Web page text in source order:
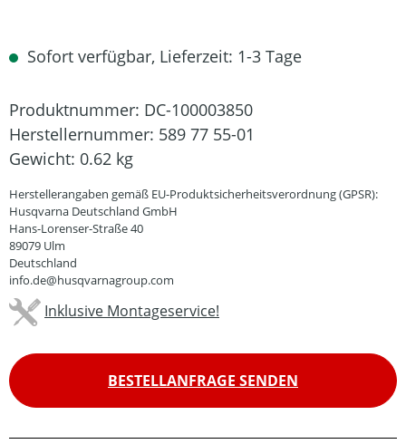
Sofort verfügbar, Lieferzeit: 1-3 Tage
Produktnummer: DC-100003850
Herstellernummer: 589 77 55-01
Gewicht: 0.62 kg
Herstellerangaben gemäß EU-Produktsicherheitsverordnung (GPSR):
Husqvarna Deutschland GmbH
Hans-Lorenser-Straße 40
89079 Ulm
Deutschland
info.de@husqvarnagroup.com
Inklusive Montageservice!
BESTELLANFRAGE SENDEN